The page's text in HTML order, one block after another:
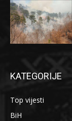
KATEGORIJE
Top vijesti
BiH